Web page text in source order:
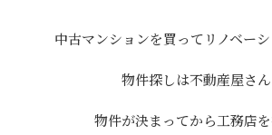
中古マンションを買ってリノベー
物件探しは不動産屋さん
物件が決まってから工務店